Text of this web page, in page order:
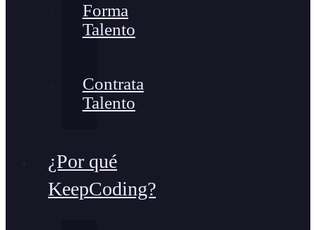
Forma
Talento
Contrata
Talento
¿Por qué
KeepCoding?